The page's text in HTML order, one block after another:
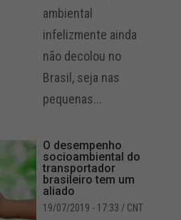
ambiental
infelizmente ainda
não decolou no
Brasil, seja nas
pequenas...
O desempenho
socioambiental do
transportador
brasileiro tem um
aliado
19/07/2019 - 17:33 / CNT